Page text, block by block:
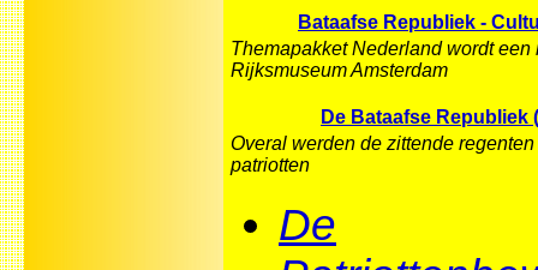
Bataafse Republiek -
Themapakket Nederland wordt een
Rijksmuseum Amsterdam
De Bataafse Republiek
Overal werden de zittende
patriotten
De